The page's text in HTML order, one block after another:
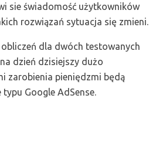
sie świadomość użytkowników
rozwiązań sytuacja się zmieni.
dla dwóch testowanych
dzień dzisiejszy dużo
zarobienia pieniędzmi będą
Google AdSense.